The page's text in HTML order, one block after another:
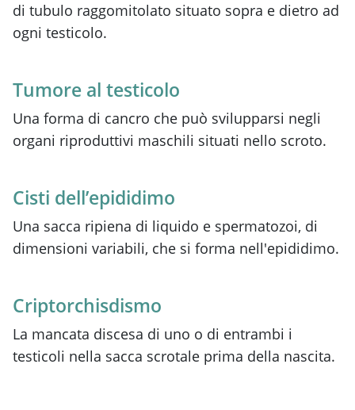
di tubulo raggomitolato situato sopra e dietro ad
ogni testicolo.
Tumore al testicolo
Una forma di cancro che può svilupparsi negli
organi riproduttivi maschili situati nello scroto.
Cisti dell’epididimo
Una sacca ripiena di liquido e spermatozoi, di
dimensioni variabili, che si forma nell'epididimo.
Criptorchisdismo
La mancata discesa di uno o di entrambi i
testicoli nella sacca scrotale prima della nascita.